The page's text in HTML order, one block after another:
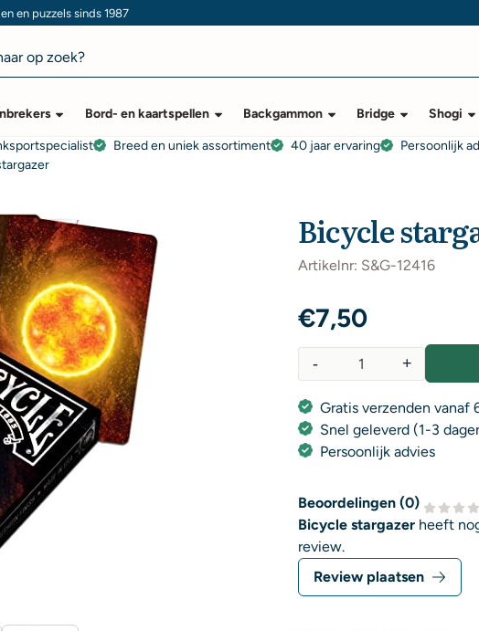
en puzzels sinds 1987
Bord- en kaartspellen Backgammon Bridge Shogi
Breed en uniek assortiment 40 jaar ervaring Persoonlijk
Bicycle
Artikelnr: S&G-12416
€7,50
+
-
Gratis verzenden vanaf
Snel geleverd (1-3
Persoonlijk advies
Beoordelingen (0)
Bicycle stargazer heeft
review.
Review plaatsen